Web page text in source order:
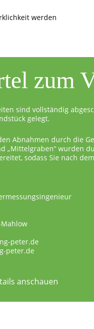
werden
zum
sind vollständig
gelegt.
Abnahmen durch die
„Mittelgraben“ wurden
sodass Sie nach
peter.de
peter.de
anschauen